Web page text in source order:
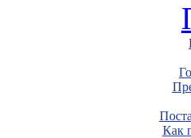
Как